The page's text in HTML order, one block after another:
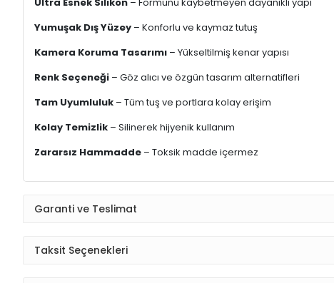
Ultra Esnek Silikon – Formunu kaybetmeyen dayanıklı yapı
Yumuşak Dış Yüzey – Konforlu ve kaymaz tutuş
Kamera Koruma Tasarımı – Yükseltilmiş kenar yapısı
Renk Seçeneği – Göz alıcı ve özgün tasarım alternatifleri
Tam Uyumluluk – Tüm tuş ve portlara kolay erişim
Kolay Temizlik – Silinerek hijyenik kullanım
Zararsız Hammadde – Toksik madde içermez
Garanti ve Teslimat
Taksit Seçenekleri